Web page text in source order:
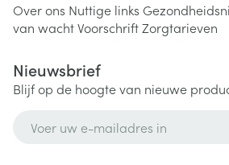
Over ons Nuttige links
van wachtVoorschriftZorgtarieven
Nieuwsbrief
Blijf op de hoogte van nieuwe